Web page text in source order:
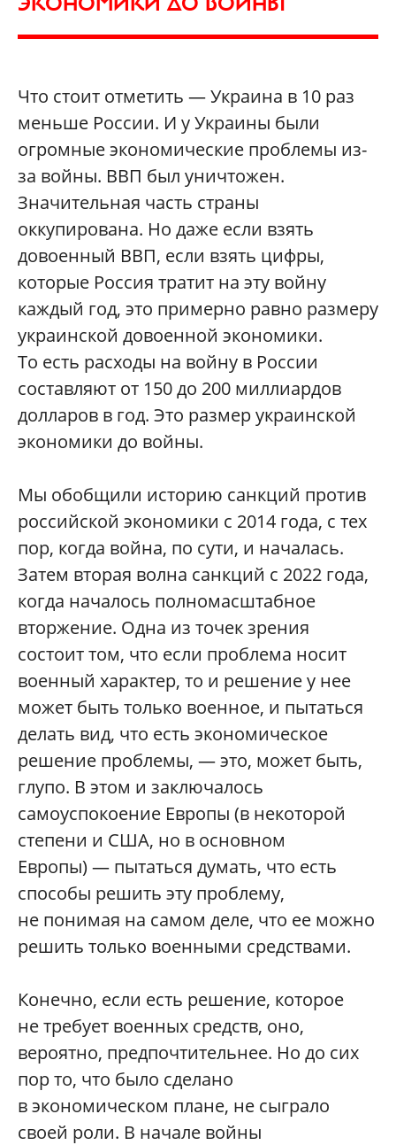
Что стоит отметить — Украина в 10 раз
меньше России. И у Украины были
огромные экономические проблемы из-
за войны. ВВП был уничтожен.
Значительная часть страны
оккупирована. Но даже если взять
довоенный ВВП, если взять цифры,
которые Россия тратит на эту войну
каждый год, это примерно равно размеру
украинской довоенной экономики.
То есть расходы на войну в России
составляют от 150 до 200 миллиардов
долларов в год. Это размер украинской
экономики до войны.
Мы обобщили историю санкций против
российской экономики с 2014 года, с тех
пор, когда война, по сути, и началась.
Затем вторая волна санкций с 2022 года,
когда началось полномасштабное
вторжение. Одна из точек зрения
состоит том, что если проблема носит
военный характер, то и решение у нее
может быть только военное, и пытаться
делать вид, что есть экономическое
решение проблемы, — это, может быть,
глупо. В этом и заключалось
самоуспокоение Европы (в некоторой
степени и США, но в основном
Европы) — пытаться думать, что есть
способы решить эту проблему,
не понимая на самом деле, что ее можно
решить только военными средствами.
Конечно, если есть решение, которое
не требует военных средств, оно,
вероятно, предпочтительнее. Но до сих
пор то, что было сделано
в экономическом плане, не сыграло
своей роли. В начале войны